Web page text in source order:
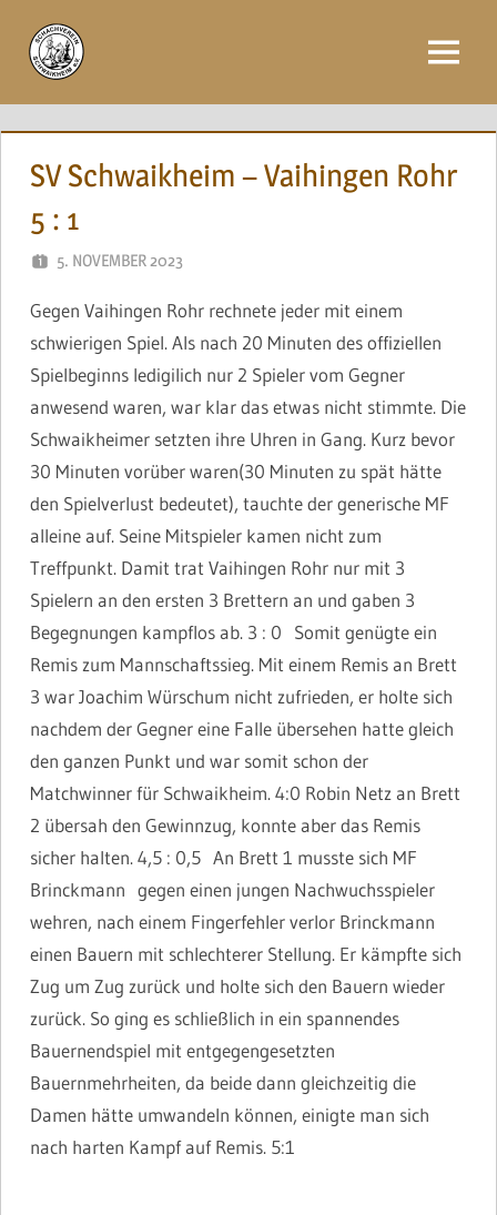
Inhalt
springen
Menü
SV Schwaikheim – Vaihingen Rohr
5 : 1
5. NOVEMBER 2023
Gegen Vaihingen Rohr rechnete jeder mit einem
schwierigen Spiel. Als nach 20 Minuten des offiziellen
Spielbeginns ledigilich nur 2 Spieler vom Gegner
anwesend waren, war klar das etwas nicht stimmte. Die
Schwaikheimer setzten ihre Uhren in Gang. Kurz bevor
30 Minuten vorüber waren(30 Minuten zu spät hätte
den Spielverlust bedeutet), tauchte der generische MF
alleine auf. Seine Mitspieler kamen nicht zum
Treffpunkt. Damit trat Vaihingen Rohr nur mit 3
Spielern an den ersten 3 Brettern an und gaben 3
Begegnungen kampflos ab. 3 : 0 Somit genügte ein
Remis zum Mannschaftssieg. Mit einem Remis an Brett
3 war Joachim Würschum nicht zufrieden, er holte sich
nachdem der Gegner eine Falle übersehen hatte gleich
den ganzen Punkt und war somit schon der
Matchwinner für Schwaikheim. 4:0 Robin Netz an Brett
2 übersah den Gewinnzug, konnte aber das Remis
sicher halten. 4,5 : 0,5 An Brett 1 musste sich MF
Brinckmann gegen einen jungen Nachwuchsspieler
wehren, nach einem Fingerfehler verlor Brinckmann
einen Bauern mit schlechterer Stellung. Er kämpfte sich
Zug um Zug zurück und holte sich den Bauern wieder
zurück. So ging es schließlich in ein spannendes
Bauernendspiel mit entgegengesetzten
Bauernmehrheiten, da beide dann gleichzeitig die
Damen hätte umwandeln können, einigte man sich
nach harten Kampf auf Remis. 5:1